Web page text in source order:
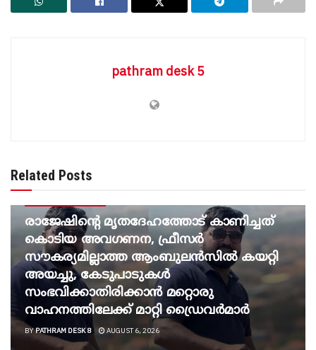
pathram desk 5
Related Posts
രാജേഷിന്റെ മൃതദേഹത്തോട് കാണിച്ചത്
കൊടിയ അവഗണന, ഫ്രീസര്‍
സൗകര്യമില്ലാത്ത ആംബുലന്‍സില്‍ കയറ്റി
അയച്ചു, കേടുപാടുകള്‍
സംഭവിക്കാതിരിക്കാന്‍ മറ്റൊരു
വാഹനത്തിലേക്ക് മാറ്റി ഡ്രൈവര്‍മാര്‍
BYPATHRAM DESK 8 AUGUST 6, 2026